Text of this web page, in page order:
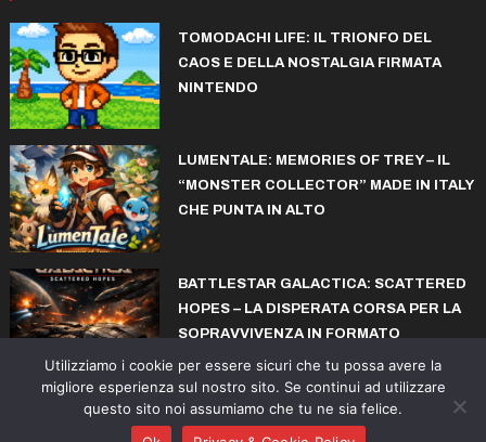
TOMODACHI LIFE: IL TRIONFO DEL
CAOS E DELLA NOSTALGIA FIRMATA
NINTENDO
LUMENTALE: MEMORIES OF TREY – IL
“MONSTER COLLECTOR” MADE IN ITALY
CHE PUNTA IN ALTO
BATTLESTAR GALACTICA: SCATTERED
HOPES – LA DISPERATA CORSA PER LA
SOPRAVVIVENZA IN FORMATO
ROGUELITE
© copyright iconiks.net 2015-2026
Utilizziamo i cookie per essere sicuri che tu possa avere la
migliore esperienza sul nostro sito. Se continui ad utilizzare
questo sito noi assumiamo che tu ne sia felice.